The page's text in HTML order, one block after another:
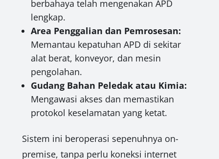
berbahaya telah mengenakan APD
lengkap.
Area Penggalian dan Pemrosesan:
Memantau kepatuhan APD di sekitar
alat berat, konveyor, dan mesin
pengolahan.
Gudang Bahan Peledak atau Kimia:
Mengawasi akses dan memastikan
protokol keselamatan yang ketat.
Sistem ini beroperasi sepenuhnya on-
premise, tanpa perlu koneksi internet